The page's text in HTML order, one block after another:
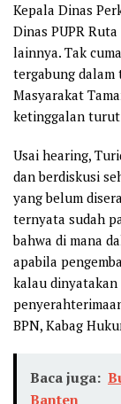
Kepala Dinas
Dinas PUPR
lainnya. Tak
tergabung dalam
Masyarakat
ketinggalan
Usai hearing,
dan berdiskusi
yang belum
ternyata sudah
bahwa di mana
apabila
kalau
BPN, Kabag
Baca juga:
Banten